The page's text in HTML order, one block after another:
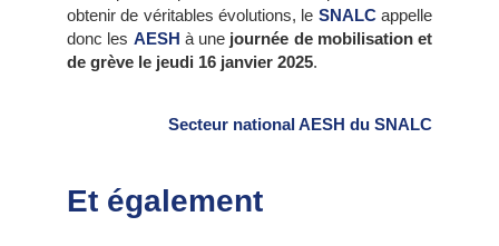
obtenir de véritables évolutions, le SNALCappelle
donc les AESH à une journée de mobilisation et
de grève le jeudi 16 janvier 2025.
Secteur national AESH du SNALC
Et également